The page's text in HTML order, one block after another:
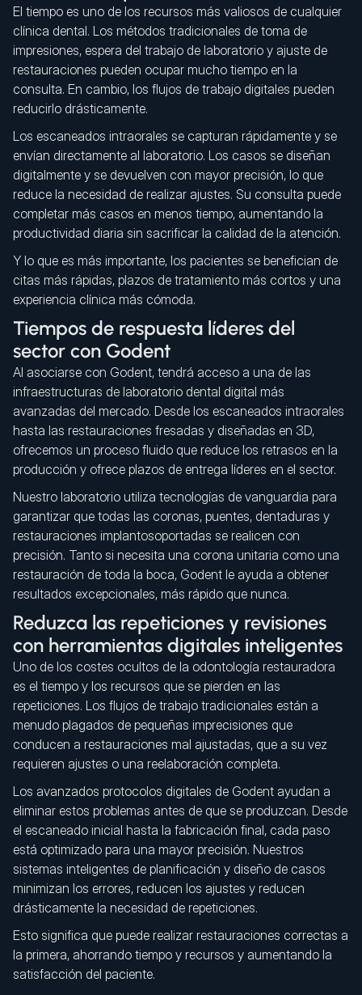
El tiempo es uno de los recursos más valiosos de cualquier
clínica dental. Los métodos tradicionales de toma de
impresiones, espera del trabajo de laboratorio y ajuste de
restauraciones pueden ocupar mucho tiempo en la
consulta. En cambio, los flujos de trabajo digitales pueden
reducirlo drásticamente.
Los escaneados intraorales se capturan rápidamente y se
envían directamente al laboratorio. Los casos se diseñan
digitalmente y se devuelven con mayor precisión, lo que
reduce la necesidad de realizar ajustes. Su consulta puede
completar más casos en menos tiempo, aumentando la
productividad diaria sin sacrificar la calidad de la atención.
Y lo que es más importante, los pacientes se benefician de
citas más rápidas, plazos de tratamiento más cortos y una
experiencia clínica más cómoda.
Tiempos de respuesta líderes del
sector con Godent
Al asociarse con Godent, tendrá acceso a una de las
infraestructuras de laboratorio dental digital más
avanzadas del mercado. Desde los escaneados intraorales
hasta las restauraciones fresadas y diseñadas en 3D,
ofrecemos un proceso fluido que reduce los retrasos en la
producción y ofrece plazos de entrega líderes en el sector.
Nuestro laboratorio utiliza tecnologías de vanguardia para
garantizar que todas las coronas, puentes, dentaduras y
restauraciones implantosoportadas se realicen con
precisión. Tanto si necesita una corona unitaria como una
restauración de toda la boca, Godent le ayuda a obtener
resultados excepcionales, más rápido que nunca.
Reduzca las repeticiones y revisiones
con herramientas digitales inteligentes
Uno de los costes ocultos de la odontología restauradora
es el tiempo y los recursos que se pierden en las
repeticiones. Los flujos de trabajo tradicionales están a
menudo plagados de pequeñas imprecisiones que
conducen a restauraciones mal ajustadas, que a su vez
requieren ajustes o una reelaboración completa.
Los avanzados protocolos digitales de Godent ayudan a
eliminar estos problemas antes de que se produzcan. Desde
el escaneado inicial hasta la fabricación final, cada paso
está optimizado para una mayor precisión. Nuestros
sistemas inteligentes de planificación y diseño de casos
minimizan los errores, reducen los ajustes y reducen
drásticamente la necesidad de repeticiones.
Esto significa que puede realizar restauraciones correctas a
la primera, ahorrando tiempo y recursos y aumentando la
satisfacción del paciente.